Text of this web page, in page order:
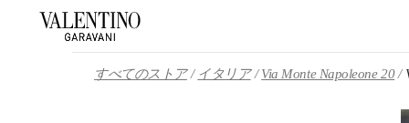
すべてのストア イタリア Via Monte Napoleone 20